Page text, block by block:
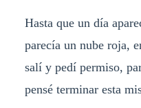
Hasta que un día
parecía un nube roja,
salí y pedí permiso,
pensé terminar esta